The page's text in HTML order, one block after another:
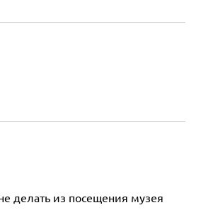
делать из посещения музея